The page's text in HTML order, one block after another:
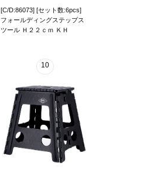
[C/D:86073] [セット数:6pcs]
フォールディングステップス
ツール Ｈ２２ｃｍ ＫＨ
10